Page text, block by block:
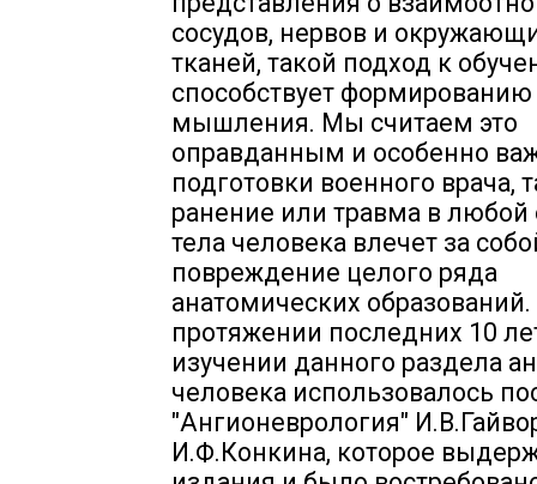
сосудов, нервов и
тканей, такой подход к
способствует формированию
мышления. Мы считаем это
оправданным и особенно
подготовки военного врача,
ранение или травма в любой
тела человека влечет за
повреждение целого ряда
анатомических
протяжении последних 10
изучении данного раздела
человека использовалось
"Ангионеврология"
И.Ф.Конкина, которое